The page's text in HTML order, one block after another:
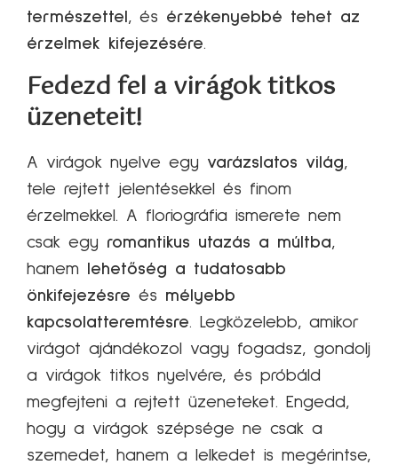
természettel, és érzékenyebbé tehet az
érzelmek kifejezésére.
Fedezd fel a virágok titkos
üzeneteit!
A virágok nyelve egy varázslatos világ,
tele rejtett jelentésekkel és finom
érzelmekkel. A floriográfia ismerete nem
csak egy romantikus utazás a múltba,
hanem lehetőség a tudatosabb
önkifejezésre és mélyebb
kapcsolatteremtésre. Legközelebb, amikor
virágot ajándékozol vagy fogadsz, gondolj
a virágok titkos nyelvére, és próbáld
megfejteni a rejtett üzeneteket. Engedd,
hogy a virágok szépsége ne csak a
szemedet, hanem a lelkedet is megérintse,